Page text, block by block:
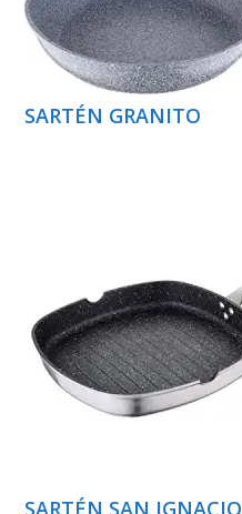
SARTÉN GRANITO
SARTÉN SAN IGNACIO